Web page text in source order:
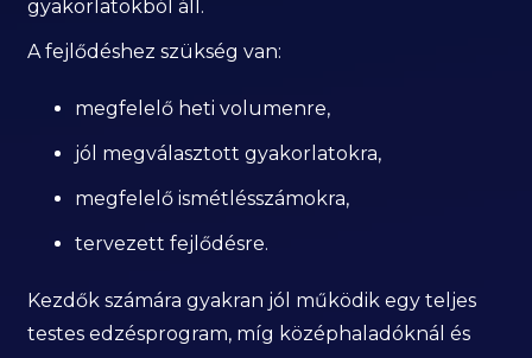
gyakorlatokból áll.
A fejlődéshez szükség van:
megfelelő heti volumenre,
jól megválasztott gyakorlatokra,
megfelelő ismétlésszámokra,
tervezett fejlődésre.
Kezdők számára gyakran jól működik egy teljes
testes edzésprogram, míg középhaladóknál és